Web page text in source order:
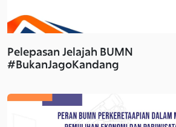
Pelepasan Jelajah BUMN
#BukanJagoKandang